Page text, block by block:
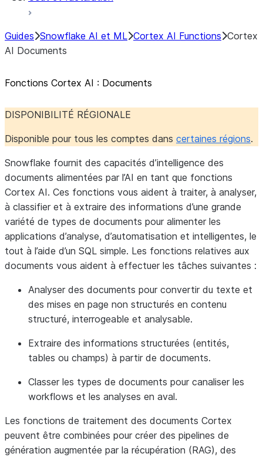
Guides Snowflake AI et ML Cortex AI Functions Cortex
AI Documents
Fonctions Cortex AI : Documents
DISPONIBILITÉ RÉGIONALE
Disponible pour tous les comptes dans certaines régions.
Snowflake fournit des capacités d’intelligence des
documents alimentées par l’AI en tant que fonctions
Cortex AI. Ces fonctions vous aident à traiter, à analyser,
à classifier et à extraire des informations d’une grande
variété de types de documents pour alimenter les
applications d’analyse, d’automatisation et intelligentes, le
tout à l’aide d’un SQL simple. Les fonctions relatives aux
documents vous aident à effectuer les tâches suivantes :
Analyser des documents pour convertir du texte et
des mises en page non structurés en contenu
structuré, interrogeable et analysable.
Extraire des informations structurées (entités,
tables ou champs) à partir de documents.
Classer les types de documents pour canaliser les
workflows et les analyses en aval.
Les fonctions de traitement des documents Cortex
peuvent être combinées pour créer des pipelines de
génération augmentée par la récupération (RAG), des